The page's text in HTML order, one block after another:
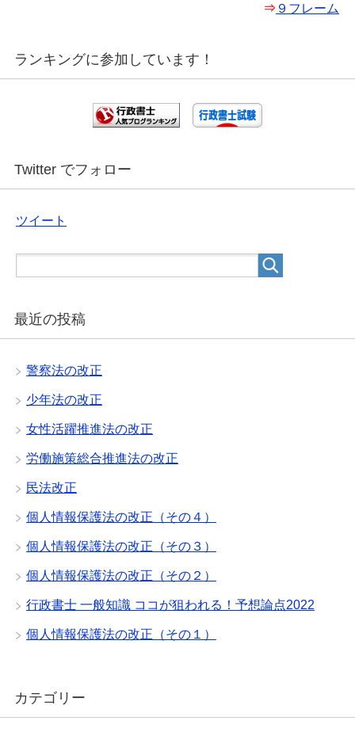
⇒ ９フレーム
ランキングに参加しています！
Twitter でフォロー
ツイート
最近の投稿
警察法の改正
少年法の改正
女性活躍推進法の改正
労働施策総合推進法の改正
民法改正
個人情報保護法の改正（その４）
個人情報保護法の改正（その３）
個人情報保護法の改正（その２）
行政書士 一般知識 ココが狙われる！予想論点2022
個人情報保護法の改正（その１）
カテゴリー